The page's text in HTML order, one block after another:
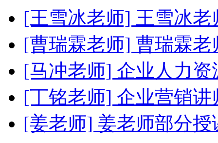
[王雪冰老师] 王雪冰老
[曹瑞霖老师] 曹瑞霖老
[马冲老师] 企业人力
[丁铭老师] 企业营销
[姜老师] 姜老师部分授